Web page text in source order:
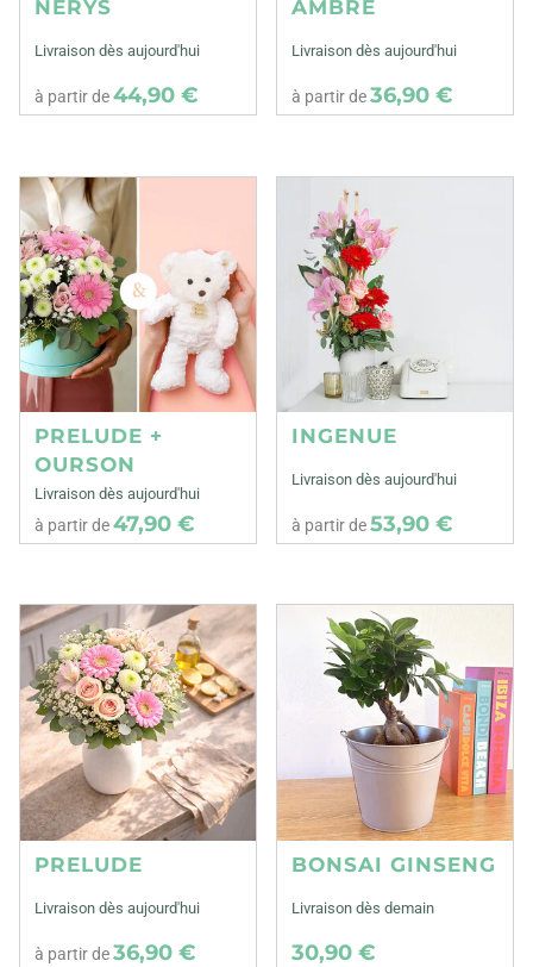
NERYS
Livraison dès aujourd'hui
à partir de44,90 €
AMBRE
Livraison dès aujourd'hui
à partir de36,90 €
PRELUDE +
OURSON
Livraison dès aujourd'hui
à partir de47,90 €
INGENUE
Livraison dès aujourd'hui
à partir de53,90 €
PRELUDE
Livraison dès aujourd'hui
à partir de36,90 €
BONSAI GINSENG
Livraison dès demain
30,90 €